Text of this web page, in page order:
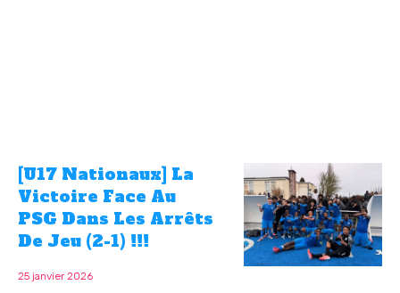
[U17 Nationaux] La
Victoire Face Au
PSG Dans Les Arrêts
De Jeu (2-1) !!!
25 janvier 2026